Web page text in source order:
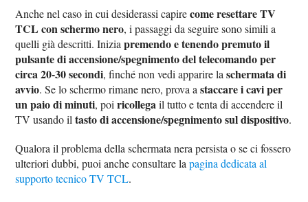
Anche nel caso in cui desiderassi capirecome resettare TV
TCL con schermo nero, i passaggi da seguire sono simili a
quelli già descritti. Iniziapremendo e tenendo premuto il
pulsante di accensione/spegnimento del telecomando per
circa 20-30 secondi, finché non vedi apparire laschermata di
avvio. Se lo schermo rimane nero, prova astaccare i cavi per
un paio di minuti, poiricollegail tutto e tenta di accendere il
TV usando iltasto di accensione/spegnimento sul dispositivo.
Qualora il problema della schermata nera persista o se ci fossero
ulteriori dubbi, puoi anche consultare lapagina dedicata al
supporto tecnico TV TCL.